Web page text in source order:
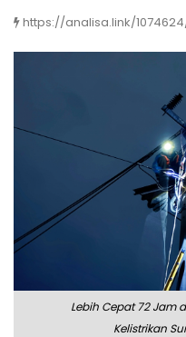
https://analisa.link/
Lebih Cepat 72 Jam
Kelistrikan